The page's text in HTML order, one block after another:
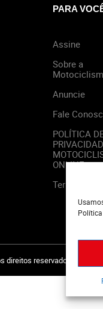
PARA
Assine
Sobre a
Anuncie
Fale
POLÍTICA
ONLINE
Termos de
direitos reservados.